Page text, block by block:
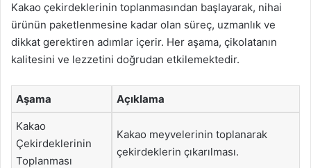
Kakao çekirdeklerinin toplanmasından başlayarak, nihai
ürünün paketlenmesine kadar olan süreç, uzmanlık ve
dikkat gerektiren adımlar içerir. Her aşama, çikolatanın
kalitesini ve lezzetini doğrudan etkilemektedir.
Aşama Açıklama
Kakao
Çekirdeklerinin
Toplanması
Kakao meyvelerinin toplanarak
çekirdeklerin çıkarılması.